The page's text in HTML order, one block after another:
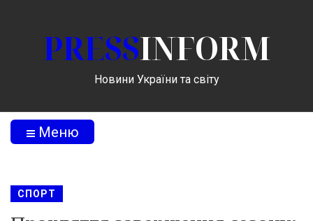
PRESSINFORM
Новини України та світу
Меню
СПОРТ